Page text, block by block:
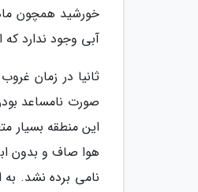
آبی وجود ندارد
ثانیا در زمان
صورت نامساعد
این منطقه بسیار
نامی برده نشد.